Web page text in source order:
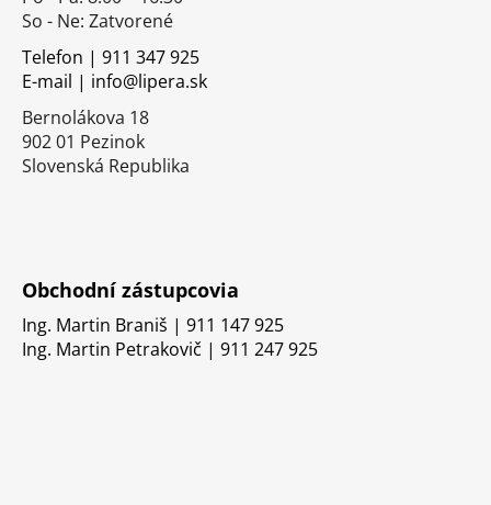
So - Ne: Zatvorené
Telefon | 911 347 925
E-mail | info@lipera.sk
Bernolákova 18
902 01 Pezinok
Slovenská Republika
Obchodní zástupcovia
Ing. Martin Braniš | 911 147 925
Ing. Martin Petrakovič | 911 247 925